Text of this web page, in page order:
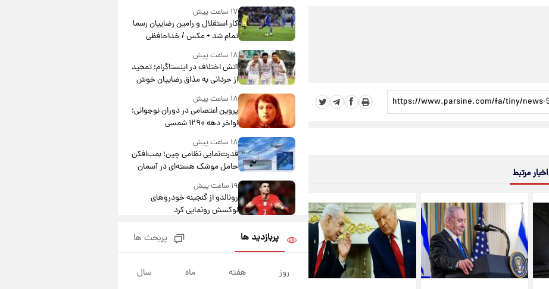
اخبار مرتبط
۱۷ ساعت پیش
کار استقلال و رامین رضاییان رسما
تمام شد + عکس / خداحافظی
صمیمانه آبی ها با رامین!
۱۸ ساعت پیش
آتش اختلاف در اینستاگرام؛ تمجید
از حردانی به مذاق رضاییان خوش
نیامد+عکس
۱۸ ساعت پیش
پروین اعتصامی در دوران نوجوانی؛
اواخر دهه ۱۲۹۰ شمسی
۱۸ ساعت پیش
قدرت‌نمایی نظامی چین؛ بمب‌افکن
حامل موشک هسته‌ای در آسمان
ظاهر شد
۱۹ ساعت پیش
رونالدو از گنجینه خودروهای
لوکسش رونمایی کرد
قیمت دلار در بازار آزاد امروز
ثابت ماند؟ +جدول
۲۰ ساعت پیش
پربازدید ها پربحث ها
روز هفته ماه سال